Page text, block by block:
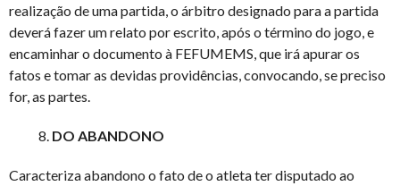
realização de uma partida, o árbitro designado para a partida
deverá fazer um relato por escrito, após o término do jogo, e
encaminhar o documento à FEFUMEMS, que irá apurar os
fatos e tomar as devidas providências, convocando, se preciso
for, as partes.
DO ABANDONO
Caracteriza abandono o fato de o atleta ter disputado ao